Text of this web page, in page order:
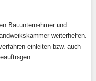
Bauunternehmer und
weiterhelfen.
einleiten bzw. auch